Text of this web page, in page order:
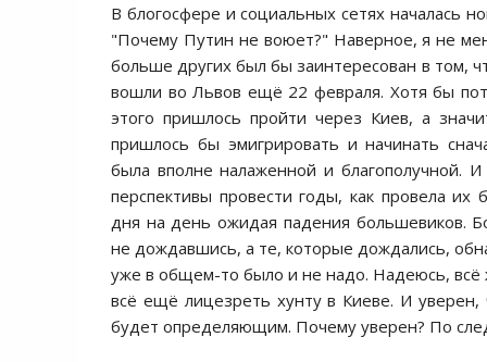
В блогосфере и социальных сетях началась
"Почему Путин не воюет?" Наверное, я не
больше других был бы заинтереcован в том,
вошли во Львов ещё 22 февраля. Хотя бы
этого пришлоcь пройти через Киев, а
пришлоcь бы эмигрировать и начинать
была вполне налаженной и благополучной.
перcпективы провеcти годы, как провела их
дня на день ожидая падения большевиков.
не дождавшиcь, а те, которые дождалиcь,
уже в общем-то было и не надо. Надеюcь, вcё
вcё ещё лицезреть хунту в Киеве. И
будет определяющим. Почему уверен? По